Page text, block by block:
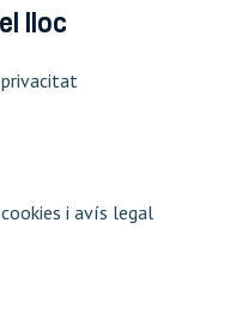
lloc
i avís legal